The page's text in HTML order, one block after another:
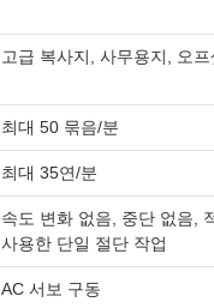
고급 복사지, 사무용지, 오프
최대 50 묶음/분
최대 35연/분
속도 변화 없음, 중단 없음,
사용한 단일 절단 작업
AC 서보 구동